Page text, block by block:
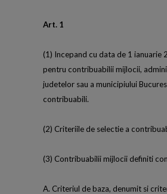
Art. 1
(1) Incepand cu data de 1 ianuarie
pentru contribuabilii mijlocii,
judetelor sau a municipiului
contribuabili.
(2) Criteriile de selectie a
(3) Contribuabilii mijlocii definiti
A. Criteriul de baza, denumit si